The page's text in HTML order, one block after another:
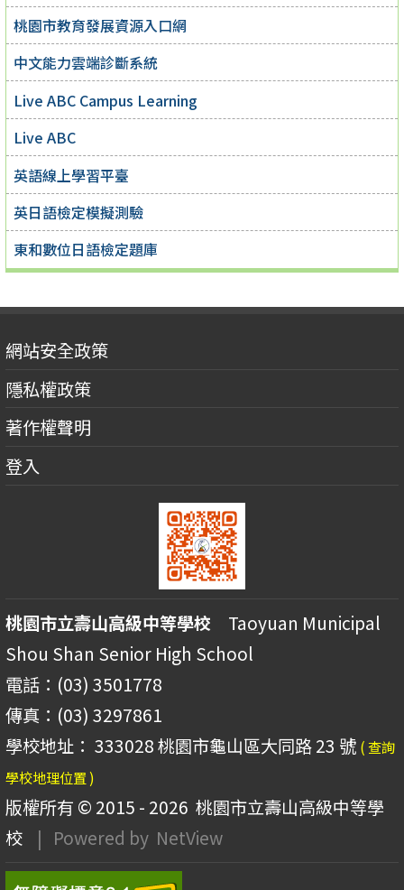
桃園市教育發展資源入口網
中文能力雲端診斷系統
Live ABC Campus Learning
Live ABC
英語線上學習平臺
英日語檢定模擬測驗
東和數位日語檢定題庫
網站安全政策
隱私權政策
著作權聲明
登入
桃園市立壽山高級中等學校 Taoyuan Municipal
Shou Shan Senior High School
電話：(03) 3501778
傳真：(03) 3297861
學校地址： 333028 桃園市龜山區大同路 23 號 ( 查詢
學校地理位置 )
版權所有 © 2015 - 2026 桃園市立壽山高級中等學
校
| Powered by NetView